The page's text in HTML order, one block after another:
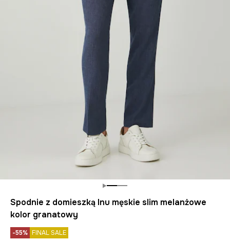
Spodnie z domieszką lnu męskie slim melanżowe
kolor granatowy
-55% FINAL SALE